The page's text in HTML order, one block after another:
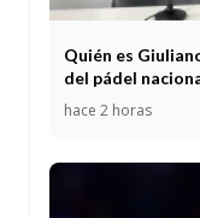
Quién es
del pádel
hace 2 horas